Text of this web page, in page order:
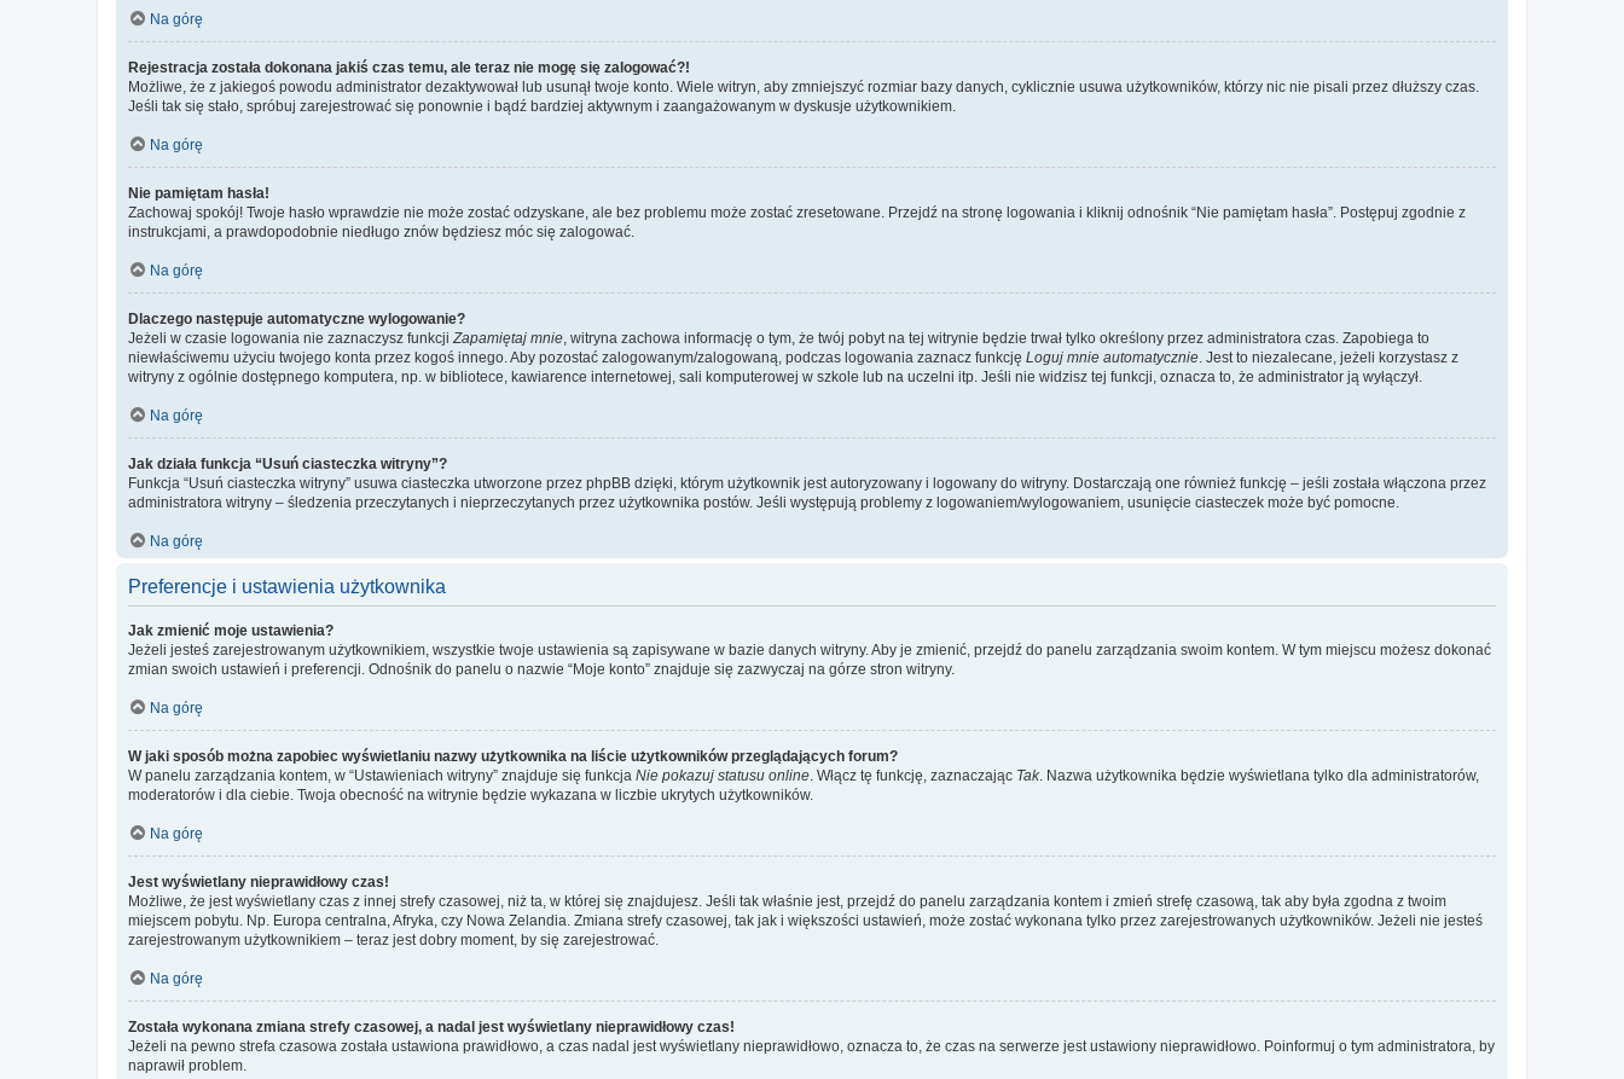
Na górę
Rejestracja została dokonana jakiś czas temu, ale teraz nie mogę się zalogować?!
Możliwe, że z jakiegoś powodu administrator dezaktywował lub usunął twoje konto. Wiele witryn, aby zmniejszyć rozmiar bazy danych, cyklicznie usuwa użytkowników, którzy nic nie pisali przez dłuższy czas.
Jeśli tak się stało, spróbuj zarejestrować się ponownie i bądź bardziej aktywnym i zaangażowanym w dyskusje użytkownikiem.
Na górę
Nie pamiętam hasła!
Zachowaj spokój! Twoje hasło wprawdzie nie może zostać odzyskane, ale bez problemu może zostać zresetowane. Przejdź na stronę logowania i kliknij odnośnik “Nie pamiętam hasła”. Postępuj zgodnie z
instrukcjami, a prawdopodobnie niedługo znów będziesz móc się zalogować.
Na górę
Dlaczego następuje automatyczne wylogowanie?
Jeżeli w czasie logowania nie zaznaczysz funkcji Zapamiętaj mnie , witryna zachowa informację o tym, że twój pobyt na tej witrynie będzie trwał tylko określony przez administratora czas. Zapobiega to
niewłaściwemu użyciu twojego konta przez kogoś innego. Aby pozostać zalogowanym/zalogowaną, podczas logowania zaznacz funkcję Loguj mnie automatycznie . Jest to niezalecane, jeżeli korzystasz z
witryny z ogólnie dostępnego komputera, np. w bibliotece, kawiarence internetowej, sali komputerowej w szkole lub na uczelni itp. Jeśli nie widzisz tej funkcji, oznacza to, że administrator ją wyłączył.
Na górę
Jak działa funkcja “Usuń ciasteczka witryny”?
Funkcja “Usuń ciasteczka witryny” usuwa ciasteczka utworzone przez phpBB dzięki, którym użytkownik jest autoryzowany i logowany do witryny. Dostarczają one również funkcję – jeśli została włączona przez
administratora witryny – śledzenia przeczytanych i nieprzeczytanych przez użytkownika postów. Jeśli występują problemy z logowaniem/wylogowaniem, usunięcie ciasteczek może być pomocne.
Na górę
Preferencje i ustawienia użytkownika
Jak zmienić moje ustawienia?
Jeżeli jesteś zarejestrowanym użytkownikiem, wszystkie twoje ustawienia są zapisywane w bazie danych witryny. Aby je zmienić, przejdź do panelu zarządzania swoim kontem. W tym miejscu możesz dokonać
zmian swoich ustawień i preferencji. Odnośnik do panelu o nazwie “Moje konto” znajduje się zazwyczaj na górze stron witryny.
Na górę
W jaki sposób można zapobiec wyświetlaniu nazwy użytkownika na liście użytkowników przeglądających forum?
W panelu zarządzania kontem, w “Ustawieniach witryny” znajduje się funkcja Nie pokazuj statusu online . Włącz tę funkcję, zaznaczając Tak. Nazwa użytkownika będzie wyświetlana tylko dla administratorów,
moderatorów i dla ciebie. Twoja obecność na witrynie będzie wykazana w liczbie ukrytych użytkowników.
Na górę
Jest wyświetlany nieprawidłowy czas!
Możliwe, że jest wyświetlany czas z innej strefy czasowej, niż ta, w której się znajdujesz. Jeśli tak właśnie jest, przejdź do panelu zarządzania kontem i zmień strefę czasową, tak aby była zgodna z twoim
miejscem pobytu. Np. Europa centralna, Afryka, czy Nowa Zelandia. Zmiana strefy czasowej, tak jak i większości ustawień, może zostać wykonana tylko przez zarejestrowanych użytkowników. Jeżeli nie jesteś
zarejestrowanym użytkownikiem – teraz jest dobry moment, by się zarejestrować.
Na górę
Została wykonana zmiana strefy czasowej, a nadal jest wyświetlany nieprawidłowy czas!
Jeżeli na pewno strefa czasowa została ustawiona prawidłowo, a czas nadal jest wyświetlany nieprawidłowo, oznacza to, że czas na serwerze jest ustawiony nieprawidłowo. Poinformuj o tym administratora, by
naprawił problem.